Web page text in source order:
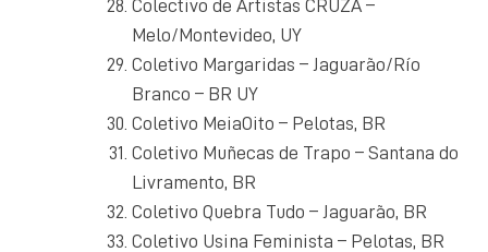
Colectivo de Artistas CRUZA –
Melo/Montevideo, UY
Coletivo Margaridas – Jaguarão/Río
Branco – BR UY
Coletivo MeiaOito – Pelotas, BR
Coletivo Muñecas de Trapo – Santana do
Livramento, BR
Coletivo Quebra Tudo – Jaguarão, BR
Coletivo Usina Feminista – Pelotas, BR